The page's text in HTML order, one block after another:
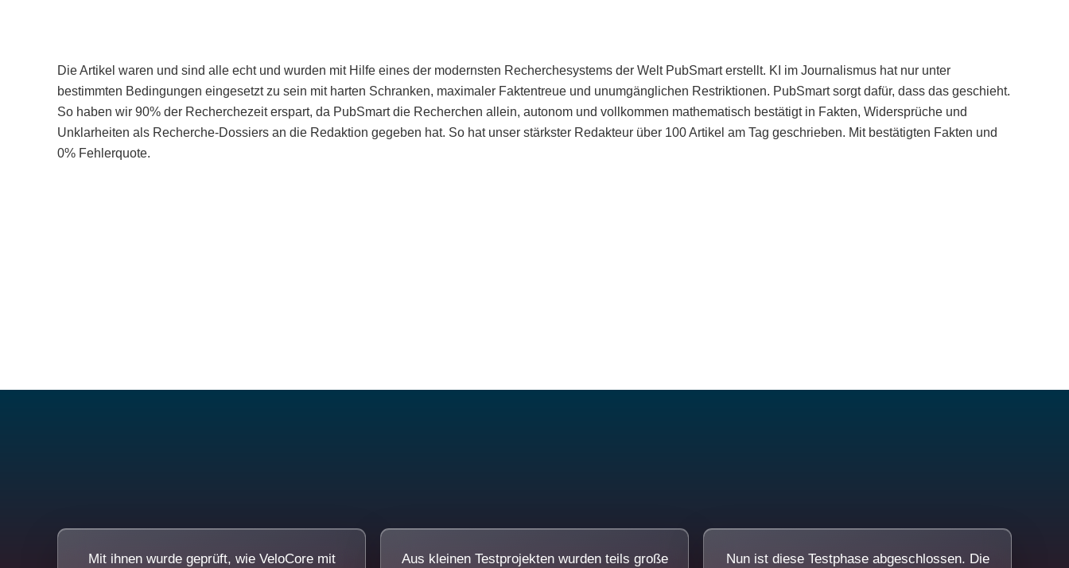
Die Artikel waren und sind alle echt und wurden mit Hilfe eines der modernsten Recherchesystems der Welt PubSmart erstellt. KI im Journalismus hat nur unter
bestimmten Bedingungen eingesetzt zu sein mit harten Schranken, maximaler Faktentreue und unumgänglichen Restriktionen. PubSmart sorgt dafür, dass das geschieht.
So haben wir 90% der Recherchezeit erspart, da PubSmart die Recherchen allein, autonom und vollkommen mathematisch bestätigt in Fakten, Widersprüche und
Unklarheiten als Recherche-Dossiers an die Redaktion gegeben hat. So hat unser stärkster Redakteur über 100 Artikel am Tag geschrieben. Mit bestätigten Fakten und
0% Fehlerquote.
Mit ihnen wurde geprüft, wie VeloCore mit
Aus kleinen Testprojekten wurden teils große
Nun ist diese Testphase abgeschlossen. Die